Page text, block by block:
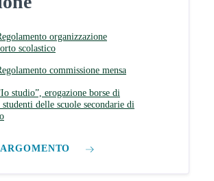
organizzazione
scolastico
commissione mensa
studio”, erogazione borse di
delle scuole secondarie di